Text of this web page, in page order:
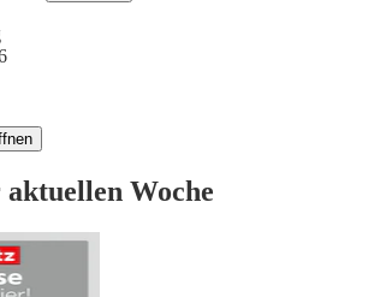
aktuellen Woche